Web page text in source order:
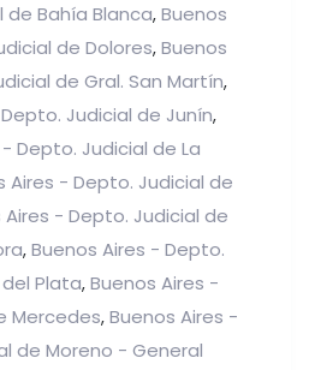
Bahía Blanca, Buenos
de Dolores, Buenos
de Gral. San Martín,
Judicial de Junín,
Depto. Judicial de La
Aires - Depto. Judicial de
Aires - Depto. Judicial de
, Buenos Aires - Depto.
Plata, Buenos Aires -
Mercedes, Buenos Aires -
de Moreno - General